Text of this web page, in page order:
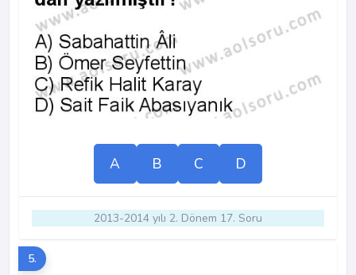
A B C D
2013-2014 yılı 2. Dönem 17. Soru
5.